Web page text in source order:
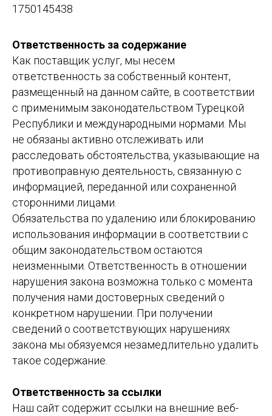
1750145438
Ответственность за содержание
Как поставщик услуг, мы несем
ответственность за собственный контент,
размещенный на данном сайте, в соответствии
с применимым законодательством Турецкой
Республики и международными нормами. Мы
не обязаны активно отслеживать или
расследовать обстоятельства, указывающие на
противоправную деятельность, связанную с
информацией, переданной или сохраненной
сторонними лицами.
Обязательства по удалению или блокированию
использования информации в соответствии с
общим законодательством остаются
неизменными. Ответственность в отношении
нарушения закона возможна только с момента
получения нами достоверных сведений о
конкретном нарушении. При получении
сведений о соответствующих нарушениях
закона мы обязуемся незамедлительно удалить
такое содержание.
Ответственность за ссылки
Наш сайт содержит ссылки на внешние веб-